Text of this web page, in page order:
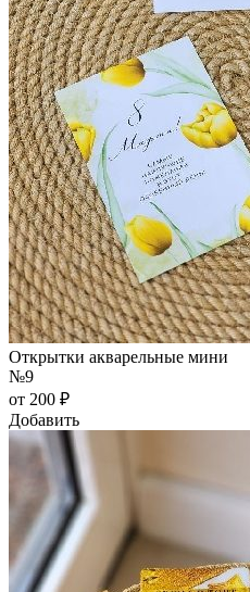
Открытки акварельные мини
№9
от 200 ₽
Добавить